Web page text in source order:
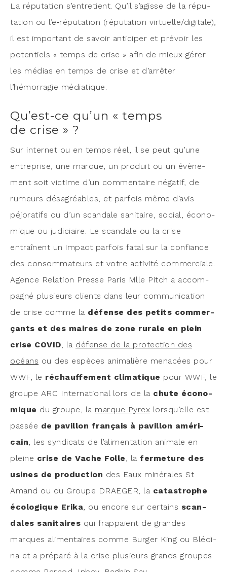
La répu­ta­tion s’entretient. Qu’il s’agisse de la répu­
ta­tion ou l’e‑réputation (répu­ta­tion virtuelle/digitale),
il est impor­tant de savoir anti­ci­per et pré­voir les
poten­tiels « temps de crise » afin de mieux gérer
les médias en temps de crise et d’arrêter
l’hémorragie médiatique.
Qu’est-ce qu’un « temps
de crise » ?
Sur inter­net ou en temps réel, il se peut qu’une
entre­prise, une marque, un pro­duit ou un évè­ne­
ment soit vic­time d’un com­men­taire néga­tif, de
rumeurs désa­gréables, et par­fois même d’avis
péjo­ra­tifs ou d’un scan­dale sani­taire, social, éco­no­
mique ou judi­ciaire. Le scan­dale ou la crise
entraînent un impact par­fois fatal sur la confiance
des consom­ma­teurs et votre acti­vi­té com­mer­ciale.
Agence Rela­tion Presse Paris Mlle Pitch a accom­
pa­gné plu­sieurs clients dans leur com­mu­ni­ca­tion
de crise comme la défense des petits com­mer­
çants et des maires de zone rurale en plein
crise COVID , la défense de la pro­tec­tion des
océans ou des espèces ani­ma­lière mena­cées pour
WWF, le réchauf­fe­ment cli­ma­tique pour WWF, le
groupe ARC Inter­na­tio­nal lors de la chute éco­no­
mique du groupe, la marque Pyrex lorsqu’elle est
pas­sée de pavillon fran­çais à pavillon amé­ri­
cain , les syn­di­cats de l’alimentation ani­male en
pleine crise de Vache Folle , la fer­me­ture des
usines de pro­duc­tion des Eaux miné­rales St
Amand ou du Groupe DRAEGER, la catas­trophe
éco­lo­gique Eri­ka , ou encore sur cer­tains scan­
dales sani­taires qui frap­paient de grandes
marques ali­men­taires comme Bur­ger King ou Blé­di­
na et a pré­pa­ré à la crise plu­sieurs grands groupes